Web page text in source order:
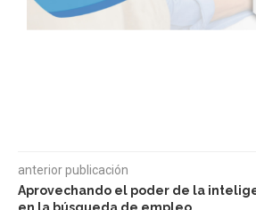
anterior publicación
Aprovechando el poder de la